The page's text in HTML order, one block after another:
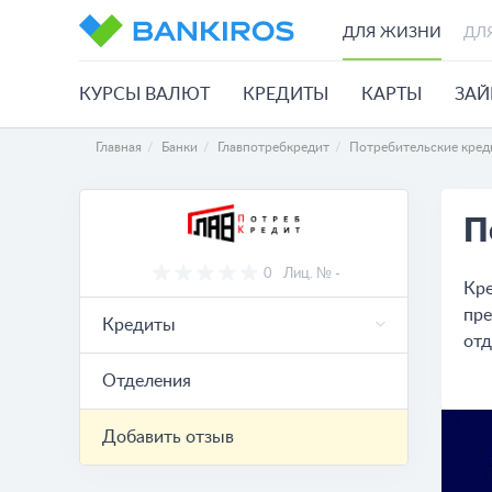
ДЛЯ ЖИЗНИ
КУРСЫ ВАЛЮТ КРЕДИТЫ КАРТЫ
Главная Банки Главпотребкредит Потребительские
0 Лиц. № -
Кредиты
Отделения
Добавить отзыв